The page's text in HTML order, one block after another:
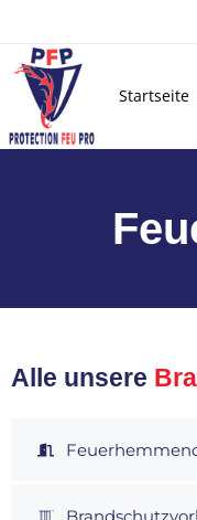
Startseite
Alle unsere